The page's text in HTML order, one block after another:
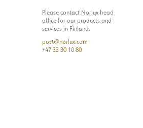
Please contact Norlux head
office for our products and
services in Finland.
post@norlux.com
+47 33 30 10 80